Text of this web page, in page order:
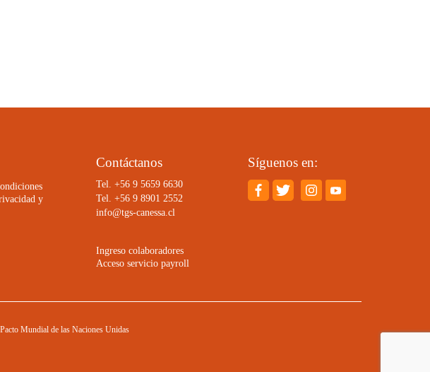
y
Contáctanos
Tel. +56 9 5659 6630
Tel. +56 9 8901 2552
info@tgs-canessa.cl
Ingreso colaboradores
Acceso servicio payroll
Síguenos en:
Mundial de las Naciones Unidas